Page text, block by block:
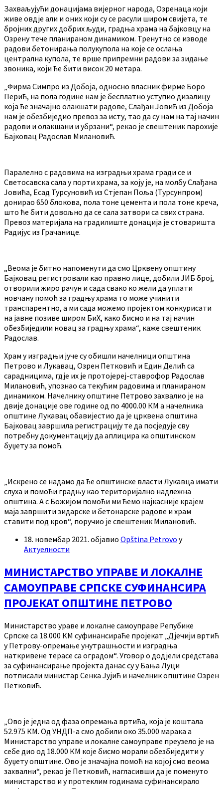
Захваљујући донацијама вијерног народа, Озренаца који
живе овдје али и оних који су се расули широм свијета, те
бројних других добрих људи, градња храма на бајковцу на
Озрену тече планираном динамиком. Тренутно се изводе
радови бетонирања полукупола на које се ослања
централна купола, те врше припремни радови за зидање
звоника, који ће бити висок 20 метара.
„Фирма Симпро из Добоја, односно власник фирме Боро
Перић, на пола године нам је бесплатно уступио дизалицу
која ће значајно олакшати радове, Слађан Јовић из Добоја
нам је обезбиједио превоз за исту, тао да су нам на тај начин
радови и олакшани и убрзани“, рекао је свештеник парохије
Бајковац Радослав Милановић.
Паралелно с радовима на изградњи храма гради се и
Светосавска сала у порти храма, за коју је, на молбу Слађана
Јовића, Есад Турсуновић из Стјепан Поља (Турсунпром)
донирао 650 блокова, пола тоне цемента и пола тоне креча,
што ће бити довољно да се сала затвори са свих страна.
Превоз материјала на градилиште донација је стоваришта
Радијус из Грачанице.
„Веома је битно напоменути да смо Црквену општину
Бајковац регистровали као правно лице, добили ЈИБ број,
отворили жиро рачун и сада свако ко жели да уплати
новчану помоћ за градњу храма то може учинити
транспарентно, а ми сада можемо пројектом конкурисати
на јавне позиве широм БиХ, како бисмо и на тај начин
обезбиједили новац за градњу храма“, каже свештеник
Радослав.
Храм у изградњи јуче су обишли начелници општина
Петрово и Лукавац, Озрен Петковић и Един Делић са
сарадницима, гдје их је протојереј-ставрофор Радослав
Милановић, упознао са текућим радовима и планираном
динамиком. Начелнику општине Петрово захвалио је на
двије донације ове године од по 4000.00 КМ а начелника
општине Лукавац обавијестио да је црквена општина
Бајковац завршила регистрацију те да посједује сву
потребну документацију да аплицира ка општинском
буџету за помоћ.
„Искрено се надамо да ће општинске власти Лукавца имати
слуха и помоћи градњу као територијално надлежна
општина. А с Божијом помоћи ми ћемо најкасније крајем
маја завршити зидарске и бетонарске радове и храм
ставити под кров“, поручио је свештеник Милановић.
18. новембар 2021. објавио Opština Petrovo у
Актуелности
МИНИСТАРСТВО УПРАВЕ И ЛОКАЛНЕ
САМОУПРАВЕ СРПСКЕ СУФИНАНСИРА
ПРОЈЕКАТ ОПШТИНЕ ПЕТРОВО
Министарство ураве и локалне самоуправе Репубике
Српске са 18.000 КМ суфинансираће пројекат „Дјечији вртић
у Петрову-опремање унутрашњости и изградња
наткривене терасе са оградом“. Уговор о додјели средстава
за суфинансирање пројекта данас су у Бања Луци
потписали министар Сенка Јујић и начелник општине Озрен
Петковић.
„Ово је једна од фаза опремања вртића, која је коштала
52.975 КМ. Од УНДП-а смо добили око 35.000 марака а
Министарство управе и локалне самоуправе преузело је на
себе дио од 18.000 КМ које бисмо морали обезбиједити у
буџету општине. Ово је значајна помоћ на којој смо веома
захвални“, рекао је Петковић, нагласивши да је поменуто
министарство и у протеклим годинама суфинансирало